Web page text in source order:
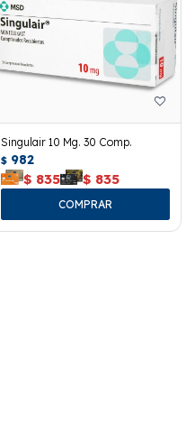
Singulair 10 Mg. 30 Comp.
$ 982
$ 835 $ 835